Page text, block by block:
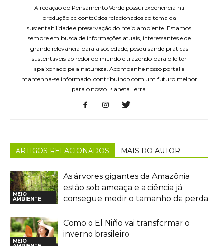
A redação do Pensamento Verde possui experiência na
produção de conteúdos relacionados ao tema da
sustentabilidade e preservação do meio ambiente. Estamos
sempre em busca de informações atuais, interessantes e de
grande relevância para a sociedade, pesquisando práticas
sustentáveis ao redor do mundo e trazendo para o leitor
apaixonado pela natureza. Acompanhe nosso portal e
mantenha-se informado, contribuindo com um futuro melhor
para o nosso Planeta Terra.
ARTIGOS RELACIONADOS MAIS DO AUTOR
MEIO
AMBIENTE
As árvores gigantes da Amazônia
estão sob ameaça e a ciência já
consegue medir o tamanho da perda
MEIO
Como o El Niño vai transformar o
inverno brasileiro